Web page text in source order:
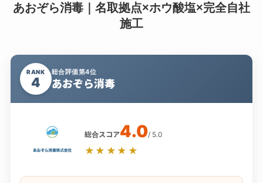
あおぞら消毒｜名取拠点×ホウ酸塩×完全自社
施工
RANK
4
総合評価第4位
あおぞら消毒
総合スコア4.0/ 5.0
★★★★★